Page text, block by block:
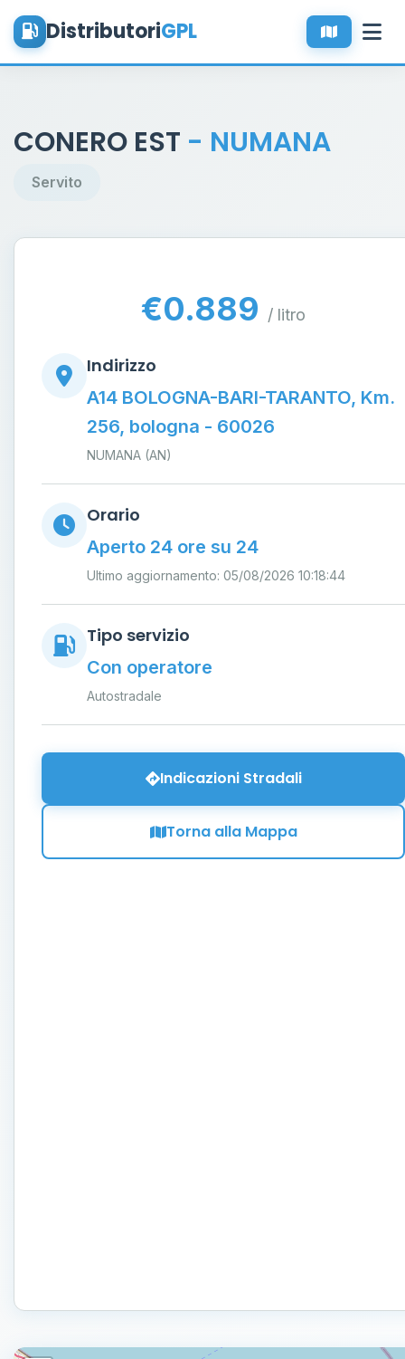
DistributoriGPL
CONERO EST - NUMANA
Servito
€0.889 / litro
Indirizzo
A14 BOLOGNA-BARI-TARANTO, Km.
256, bologna - 60026
NUMANA (AN)
Orario
Aperto 24 ore su 24
Ultimo aggiornamento: 05/08/2026 10:18:44
Tipo servizio
Con operatore
Autostradale
Indicazioni Stradali
Torna alla Mappa